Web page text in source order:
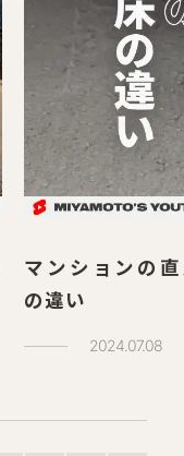
マンションの
の違い
2024.07.08